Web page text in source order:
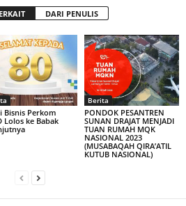
DARI PENULIS
Bisnis Perkom
Lolos ke Babak
Berita
PONDOK PESANTREN
SUNAN DRAJAT MENJADI
TUAN RUMAH MQK
NASIONAL 2023
(MUSABAQAH QIRA’ATIL
KUTUB NASIONAL)